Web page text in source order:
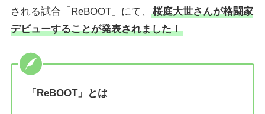
される試合「ReBOOT」にて、
桜庭大世さんが格闘家
デビューすることが発表されました！
「ReBOOT」とは